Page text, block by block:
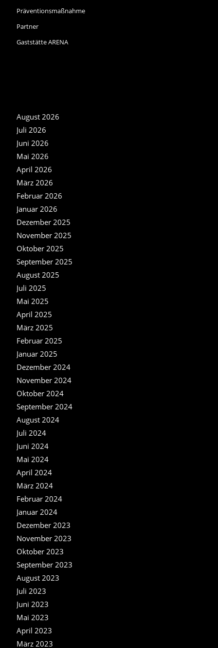
Präventionsmaßnahme
Partner
Gaststätte ARENA
August 2026
Juli 2026
Juni 2026
Mai 2026
April 2026
März 2026
Februar 2026
Januar 2026
Dezember 2025
November 2025
Oktober 2025
September 2025
August 2025
Juli 2025
Mai 2025
April 2025
März 2025
Februar 2025
Januar 2025
Dezember 2024
November 2024
Oktober 2024
September 2024
August 2024
Juli 2024
Juni 2024
Mai 2024
April 2024
März 2024
Februar 2024
Januar 2024
Dezember 2023
November 2023
Oktober 2023
September 2023
August 2023
Juli 2023
Juni 2023
Mai 2023
April 2023
März 2023